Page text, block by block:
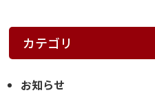
カテゴリ
お知らせ